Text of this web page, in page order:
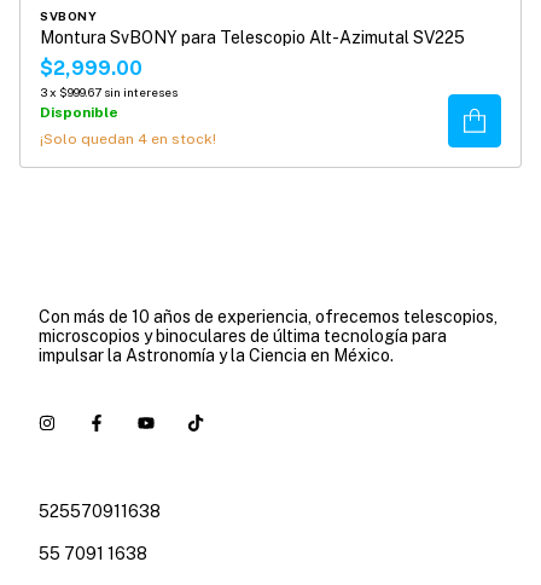
SVBONY
Montura SvBONY para Telescopio Alt-Azimutal SV225
$2,999.00
3x $999.67 sin intereses
Disponible
¡Solo quedan 4 en stock!
Comprar
Con más de 10 años de experiencia, ofrecemos telescopios,
microscopios y binoculares de última tecnología para
impulsar la Astronomía y la Ciencia en México.
525570911638
55 7091 1638